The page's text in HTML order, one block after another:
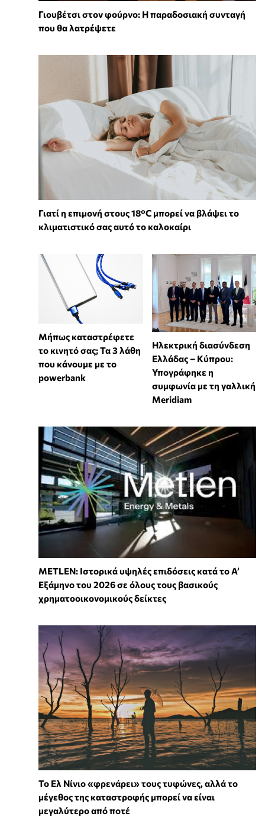
Γιουβέτσι στον φούρνο: Η παραδοσιακή συνταγή
που θα λατρέψετε
Γιατί η επιμονή στους 18°C μπορεί να βλάψει το
κλιματιστικό σας αυτό το καλοκαίρι
Μήπως καταστρέφετε
το κινητό σας; Τα 3 λάθη
που κάνουμε με το
powerbank
Ηλεκτρική διασύνδεση
Ελλάδας – Κύπρου:
Υπογράφηκε η
συμφωνία με τη γαλλική
Meridiam
METLEN: Ιστορικά υψηλές επιδόσεις κατά το Α’
Εξάμηνο του 2026 σε όλους τους βασικούς
χρηματοοικονομικούς δείκτες
Το Ελ Νίνιο «φρενάρει» τους τυφώνες, αλλά το
μέγεθος της καταστροφής μπορεί να είναι
μεγαλύτερο από ποτέ